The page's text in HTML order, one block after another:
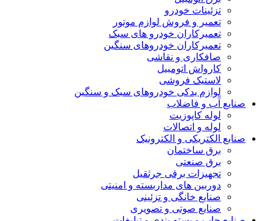
تزئینات خودرو
تعمیر و فروش لوازم موتور
تعمیرکاران خودرو های سبک
تعمیرکاران خودروهای سنگین
صافکاری و نقاشی
کارواش اتومبیل
لاستیک فروشی
لوازم یدکی خودروهای سبک و سنگین
صنایع آب و فاضلاب
لوله کاپوزیت
لوله و اتصالات
صنایع الکتریکی و الکترونیک
برق ساختمان
برق صنعتی
تجهیزات برقی جرثقیل
دوربین های مداربسته و امنیتی
صنایع خانگی و تزئینی
صنایع صوتی و تصویری